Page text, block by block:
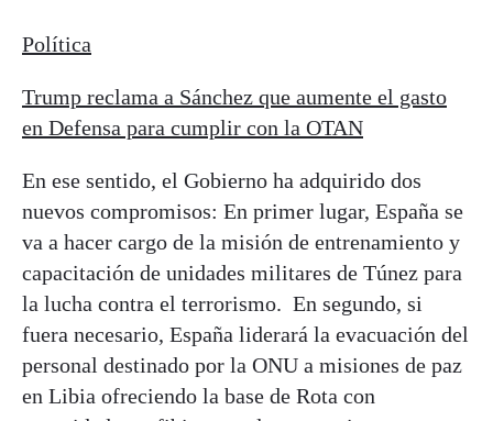
Política
Trump reclama a Sánchez que aumente el gasto
en Defensa para cumplir con la OTAN
En ese sentido, el Gobierno ha adquirido dos
nuevos compromisos: En primer lugar, España se
va a hacer cargo de la misión de entrenamiento y
capacitación de unidades militares de Túnez para
la lucha contra el terrorismo. En segundo, si
fuera necesario, España liderará la evacuación del
personal destinado por la ONU a misiones de paz
en Libia ofreciendo la base de Rota con